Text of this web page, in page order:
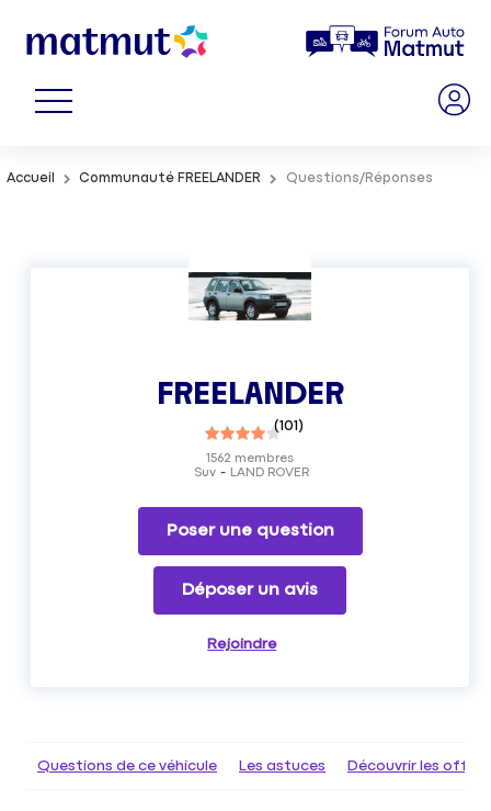
Accueil Communauté FREELANDER Questions/Réponses
FREELANDER
(101)
Suv LAND ROVER
1562 membres
Poser une question
Déposer un avis
Rejoindre
Questions de ce véhicule Les astuces Découvrir les